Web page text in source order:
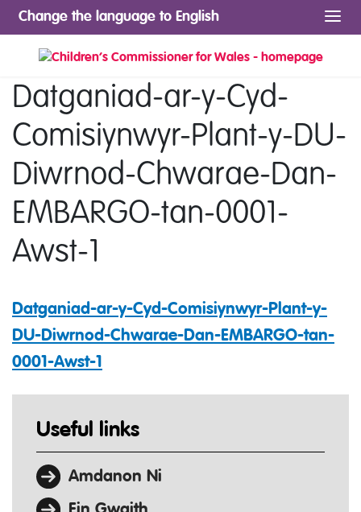
Change the language to English
Datganiad-ar-y-Cyd-
Comisiynwyr-Plant-y-DU-
Diwrnod-Chwarae-Dan-
EMBARGO-tan-0001-
Awst-1
Datganiad-ar-y-Cyd-Comisiynwyr-Plant-y-
DU-Diwrnod-Chwarae-Dan-EMBARGO-tan-
0001-Awst-1
Useful links
Amdanon Ni